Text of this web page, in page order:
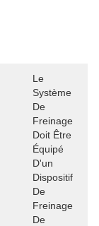
Le
Système
De
Freinage
Doit Être
Équipé
D'un
Dispositif
De
Freinage
De